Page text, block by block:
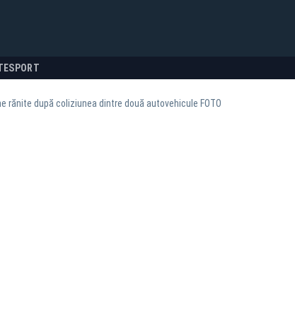
SPORT
rănite după coliziunea dintre două autovehicule FOTO